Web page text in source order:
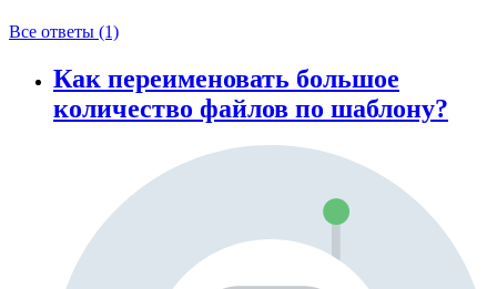
Все ответы (1)
Как переименовать большое
количество файлов по шаблону?